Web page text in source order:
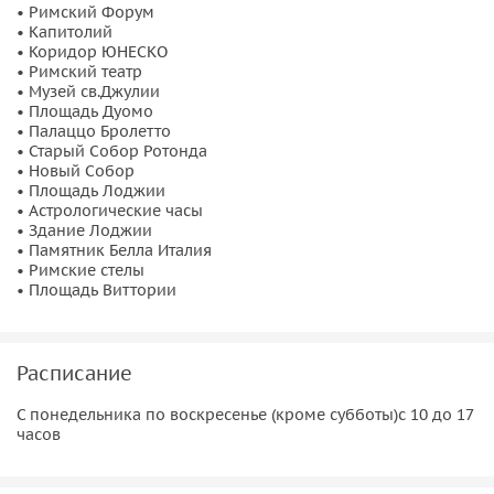
• Римский Форум
• Капитолий
• Коридор ЮНЕСКО
• Римский театр
• Музей св.Джулии
• Площадь Дуомо
• Палаццо Бролетто
• Старый Собор Ротонда
• Новый Собор
• Площадь Лоджии
• Астрологические часы
• Здание Лоджии
• Памятник Белла Италия
• Римские стелы
• Площадь Виттории
Расписание
С понедельника по воскресенье (кроме субботы)с 10 до 17
часов